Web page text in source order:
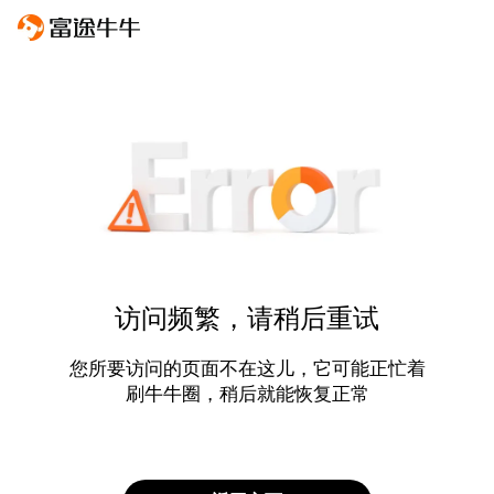
访问频繁，请稍后重试
您所要访问的页面不在这儿，它可能正忙着
刷牛牛圈，稍后就能恢复正常